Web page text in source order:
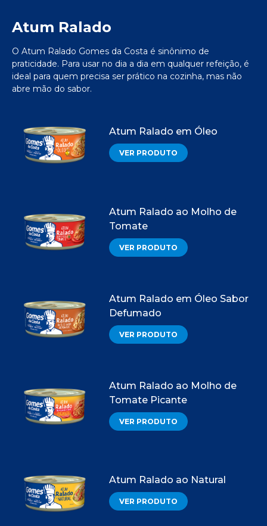
Atum Ralado
O Atum Ralado Gomes da Costa é sinônimo de
praticidade. Para usar no dia a dia em qualquer refeição, é
ideal para quem precisa ser prático na cozinha, mas não
abre mão do sabor.
Atum Ralado em Óleo
VER PRODUTO
Atum Ralado ao Molho de
Tomate
VER PRODUTO
Atum Ralado em Óleo Sabor
Defumado
VER PRODUTO
Atum Ralado ao Molho de
Tomate Picante
VER PRODUTO
Atum Ralado ao Natural
VER PRODUTO